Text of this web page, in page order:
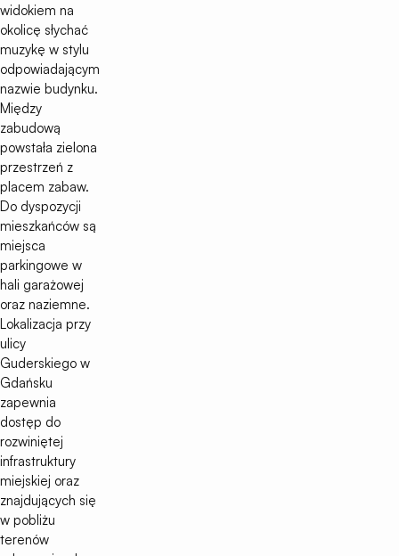
widokiem na
okolicę słychać
muzykę w stylu
odpowiadającym
nazwie budynku.
Między
zabudową
powstała zielona
przestrzeń z
placem zabaw.
Do dyspozycji
mieszkańców są
miejsca
parkingowe w
hali garażowej
oraz naziemne.
Lokalizacja przy
ulicy
Guderskiego w
Gdańsku
zapewnia
dostęp do
rozwiniętej
infrastruktury
miejskiej oraz
znajdujących się
w pobliżu
terenów